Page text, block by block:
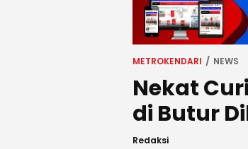
METROKENDARI NEWS
Nekat
di Butur
Redaksi